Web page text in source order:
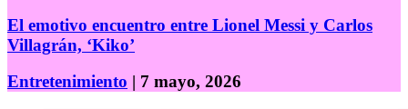
El emotivo encuentro entre Lionel Messi y Carlos
Villagrán, ‘Kiko’
Entretenimiento | 7 mayo, 2026